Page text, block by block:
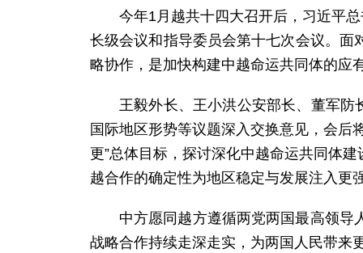
今年1月越共十四大召开后，习近平
长级会议和指导委员会第十七次会议。
略协作，是加快构建中越命运共同体的应
王毅外长、王小洪公安部长、董军防
国际地区形势等议题深入交换意见，会后
更”总体目标，探讨深化中越命运共同体
越合作的确定性为地区稳定与发展注入更
中方愿同越方遵循两党两国最高领导
战略合作持续走深走实，为两国人民带来